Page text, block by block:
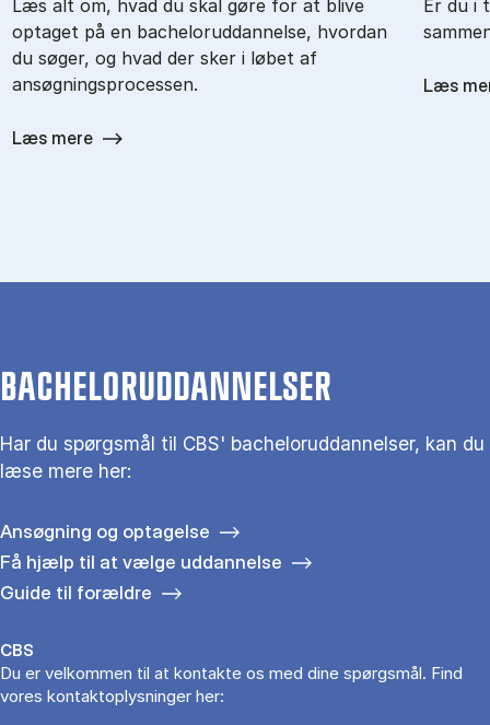
Læs alt om, hvad du skal gøre for at blive
optaget på en bacheloruddannelse, hvordan
du søger, og hvad der sker i løbet af
ansøgningsprocessen.
Læs mere
Er du i
Læs
BACHELORUDDANNELSER
Har du spørgsmål til CBS' bacheloruddannelser, kan du
læse mere her:
Ansøgning og optagelse
Få hjælp til at vælge uddannelse
Guide til forældre
CBS
Du er velkommen til at kontakte os med dine spørgsmål. Find
vores kontaktoplysninger her: